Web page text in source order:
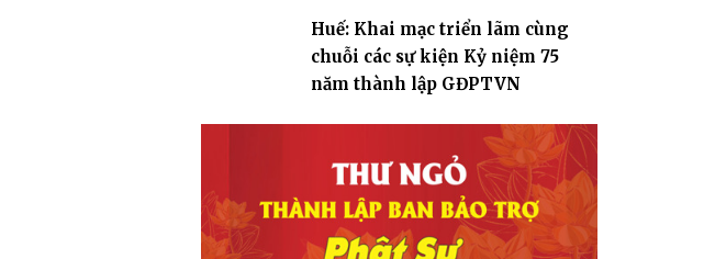
Huế: Khai mạc triển lãm cùng
chuỗi các sự kiện Kỷ niệm 75
năm thành lập GĐPTVN